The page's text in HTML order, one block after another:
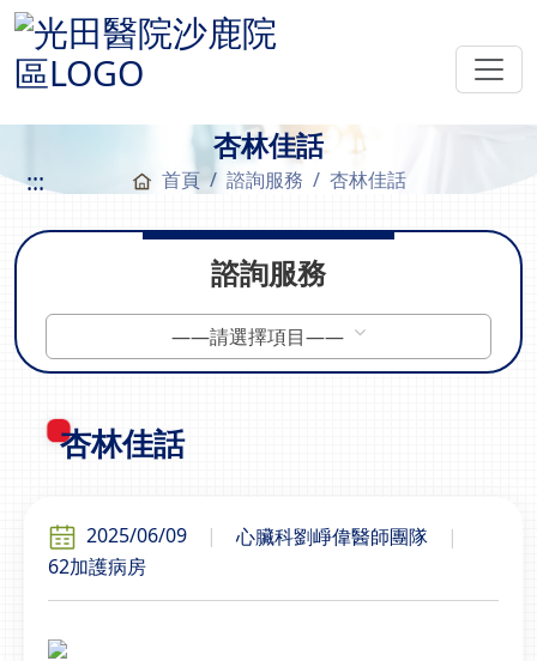
杏林佳話
::: 首頁 諮詢服務 杏林佳話
諮詢服務
——請選擇項目——
杏林佳話
2025/06/09
心臟科劉崢偉醫師團隊
62加護病房